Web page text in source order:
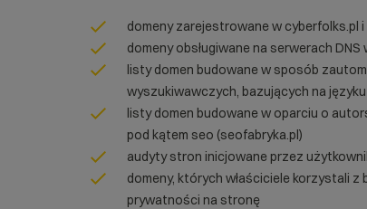
domeny zarejestrowane w cyberfolks.pl i
domeny obsługiwane na serwerach DNS
listy domen budowane w sposób
wyszukiwawczych, bazujących na
listy domen budowane w oparciu o
pod kątem seo (seofabryka.pl)
audyty stron inicjowane przez
domeny, których właściciele korzystali
prywatności na stronę